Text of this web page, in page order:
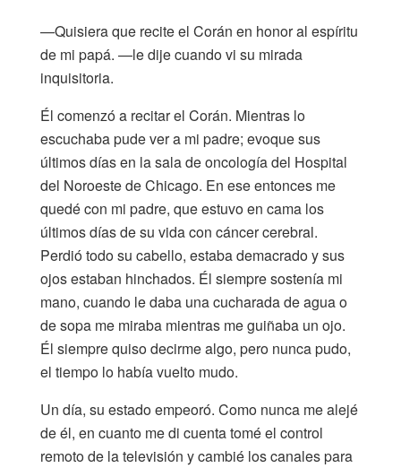
—Quisiera que recite el Corán en honor al espíritu
de mi papá. —le dije cuando vi su mirada
inquisitoria.
Él comenzó a recitar el Corán. Mientras lo
escuchaba pude ver a mi padre; evoque sus
últimos días en la sala de oncología del Hospital
del Noroeste de Chicago. En ese entonces me
quedé con mi padre, que estuvo en cama los
últimos días de su vida con cáncer cerebral.
Perdió todo su cabello, estaba demacrado y sus
ojos estaban hinchados. Él siempre sostenía mi
mano, cuando le daba una cucharada de agua o
de sopa me miraba mientras me guiñaba un ojo.
Él siempre quiso decirme algo, pero nunca pudo,
el tiempo lo había vuelto mudo.
Un día, su estado empeoró. Como nunca me alejé
de él, en cuanto me di cuenta tomé el control
remoto de la televisión y cambié los canales para